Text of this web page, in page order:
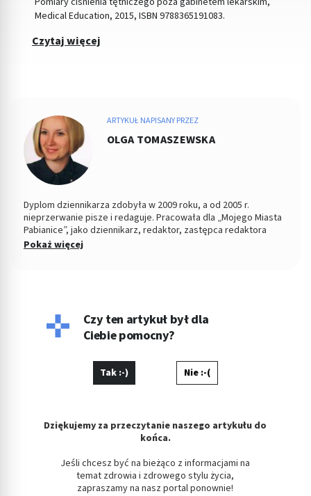
Medical Education, 2015, ISBN 9788365191083.
Czytaj więcej
ARTYKUŁ NAPISANY PRZEZ
OLGA TOMASZEWSKA
Dyplom dziennikarza zdobyła w 2009 roku, a od 2005 r.
nieprzerwanie pisze i redaguje. Pracowała dla „Mojego Miasta
Pabianice”, jako dziennikarz, redaktor, zastępca redaktora
naczelnego i PR-owiec, współpracowała z „Nowym Życiem
Pokaż więcej
Czy ten artykuł był dla
Ciebie pomocny?
Tak :-) Nie :-(
Dziękujemy za przeczytanie naszego artykułu do
końca.
Jeśli chcesz być na bieżąco z informacjami na
temat zdrowia i zdrowego stylu życia,
zapraszamy na nasz portal ponownie!